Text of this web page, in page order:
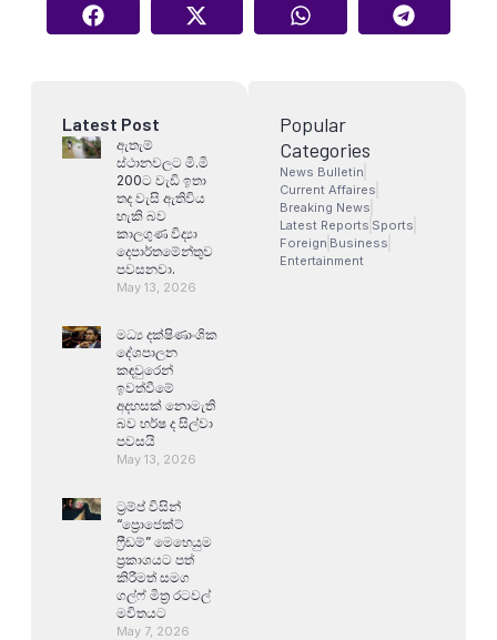
Latest Post
ඇතැම්
ස්ථානවලට මි.මි
200ට වැඩි ඉතා
තද වැසි ඇතිවිය
හැකි බව
කාලගුණ විද්‍යා
දෙපාර්තමේන්තුව
පවසනවා.
May 13, 2026
මධ්‍ය දක්ෂිණාංශික
දේශපාලන
කඳවුරෙන්
ඉවත්වීමේ
අදහසක් නොමැති
බව හර්ෂ ද සිල්වා
පවසයි
May 13, 2026
ට්‍රම්ප් විසින්
“ප්‍රොජෙක්ට්
ෆ්‍රීඩම්” මෙහෙයුම
ප්‍රකාශයට පත්
කිරීමත් සමග
ගල්ෆ් මිත්‍ර රටවල්
මවිතයට
May 7, 2026
Popular
Categories
News Bulletin
Current Affaires
Breaking News
Latest Reports Sports
Foreign Business
Entertainment